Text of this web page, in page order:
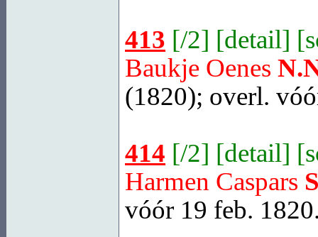
413 [/2] [detail] [
Baukje Oenes
(1820); overl.
414 [/2] [detail] [
Harmen Caspars
vóór 19 feb.